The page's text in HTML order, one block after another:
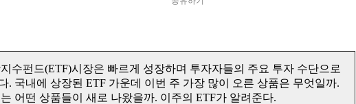
수펀드(ETF)시장은 빠르게 성장하며 투자자들의 주요 투자 수단으로
. 국내에 상장된 ETF 가운데 이번 주 가장 많이 오른 상품은 무엇일까.
어떤 상품들이 새로 나왔을까. 이주의 ETF가 알려준다.